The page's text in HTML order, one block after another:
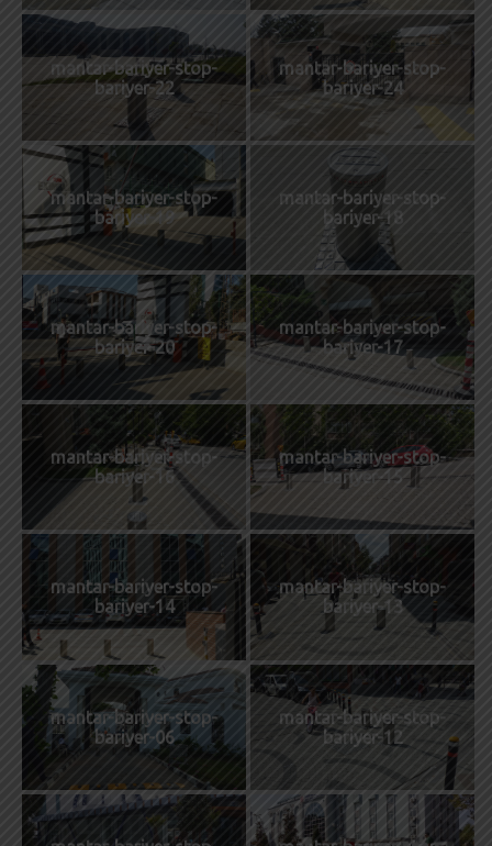
mantar-bariyer-stop-
bariyer-22
mantar-bariyer-stop-
bariyer-24
mantar-bariyer-stop-
bariyer-19
mantar-bariyer-stop-
bariyer-18
mantar-bariyer-stop-
bariyer-20
mantar-bariyer-stop-
bariyer-17
mantar-bariyer-stop-
bariyer-16
mantar-bariyer-stop-
bariyer-15
mantar-bariyer-stop-
bariyer-14
mantar-bariyer-stop-
bariyer-13
mantar-bariyer-stop-
bariyer-06
mantar-bariyer-stop-
bariyer-12